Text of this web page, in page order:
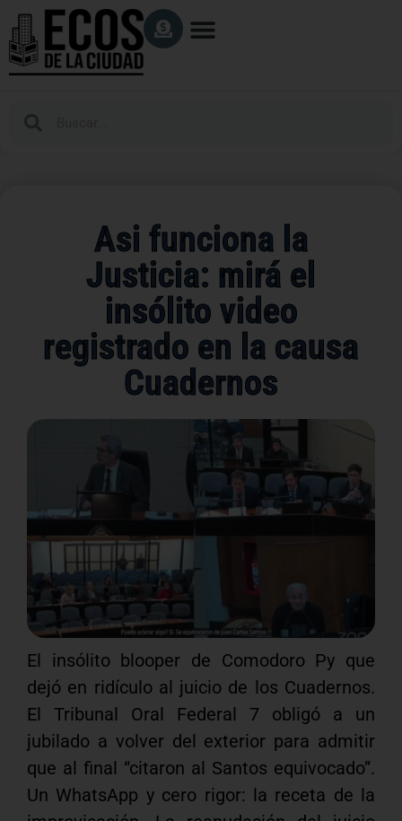
Asi funciona la
Justicia: mirá el
insólito video
registrado en la causa
Cuadernos
El insólito blooper de Comodoro Py que
dejó en ridículo al juicio de los Cuadernos.
El Tribunal Oral Federal 7 obligó a un
jubilado a volver del exterior para admitir
que al final “citaron al Santos equivocado”.
Un WhatsApp y cero rigor: la receta de la